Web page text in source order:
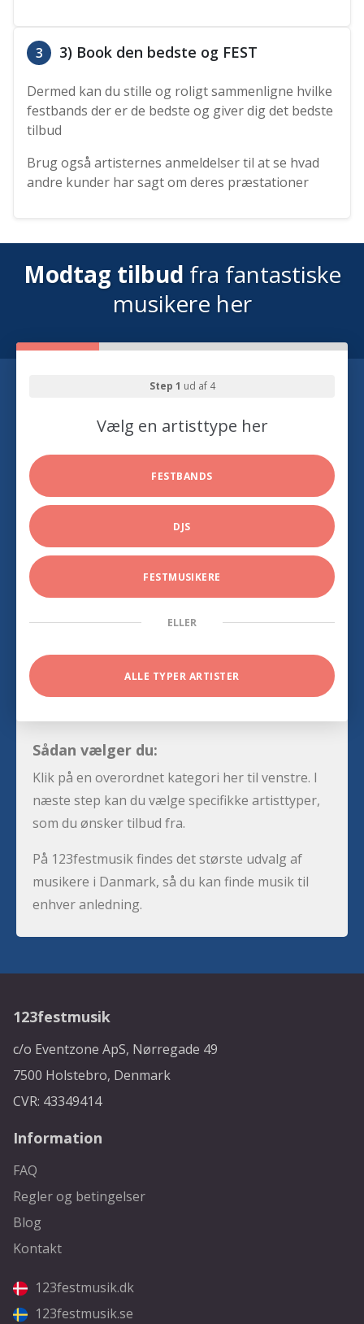
3 3) Book den bedste og FEST
Dermed kan du stille og roligt sammenligne hvilke
festbands der er de bedste og giver dig det bedste
tilbud
Brug også artisternes anmeldelser til at se hvad
andre kunder har sagt om deres præstationer
Modtag tilbud fra fantastiske
musikere her
Step 1 ud af 4
Vælg en artisttype her
FESTBANDS
DJS
FESTMUSIKERE
ELLER
ALLE TYPER ARTISTER
Sådan vælger du:
Klik på en overordnet kategori her til venstre. I
næste step kan du vælge specifikke artisttyper,
som du ønsker tilbud fra.
På 123festmusik findes det største udvalg af
musikere i Danmark, så du kan finde musik til
enhver anledning.
123festmusik
c/o Eventzone ApS, Nørregade 49
7500 Holstebro, Denmark
CVR: 43349414
Information
FAQ
Regler og betingelser
Blog
Kontakt
123festmusik.dk
123festmusik.se